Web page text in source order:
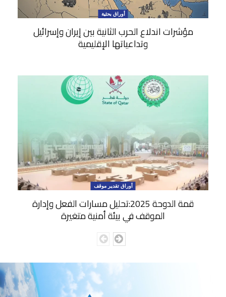
أوراق بحثية
مؤشرات اندلاع الحرب الثانية بين إيران وإسرائيل
وتداعياتها الإقليمية
أوراق تقدير موقف
قمة الدوحة 2025:تحليل مسارات الفعل وإدارة
الموقف في بيئة أمنية متغيرة